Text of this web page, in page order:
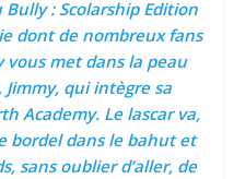
: Scolarship Edition
dont de nombreux fans
met dans la peau
Jimmy, qui intègre sa
Academy. Le lascar va,
bordel dans le bahut et
sans oublier d’aller, de